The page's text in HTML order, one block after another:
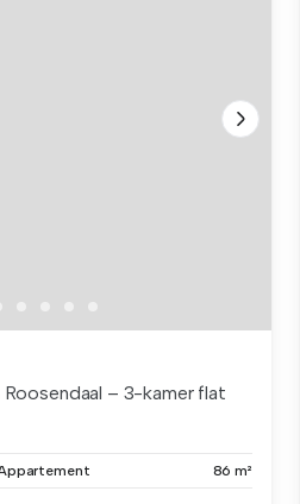
– 3-kamer flat
86 m²